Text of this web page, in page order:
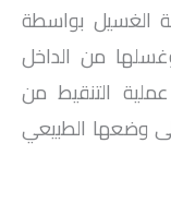
الغسيل بواسطة
من الداخل
التنقيط من
وضعها الطبيعي